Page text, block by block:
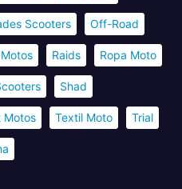
Scooters Off-Road
Raids Ropa Moto
Shad
Motos Textil Moto Trial